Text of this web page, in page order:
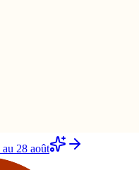
28 août